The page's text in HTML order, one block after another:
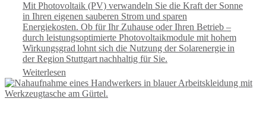
Mit Photovoltaik (PV) verwandeln Sie die Kraft der Sonne
in Ihren eigenen sauberen Strom und sparen
Energiekosten. Ob für Ihr Zuhause oder Ihren Betrieb –
durch leistungsoptimierte Photovoltaikmodule mit hohem
Wirkungsgrad lohnt sich die Nutzung der Solarenergie in
der Region Stuttgart nachhaltig für Sie.
Weiterlesen